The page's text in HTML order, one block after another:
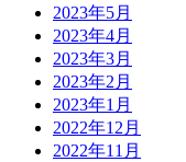
2023年5月
2023年4月
2023年3月
2023年2月
2023年1月
2022年12月
2022年11月